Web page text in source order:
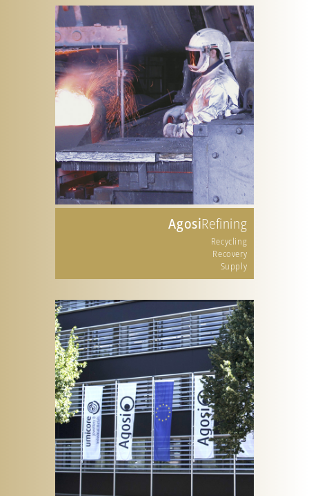
AgosiRefining
Recycling
Recovery
Supply